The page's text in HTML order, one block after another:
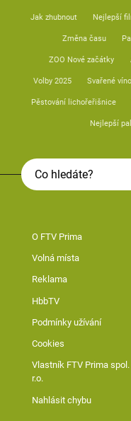
Jak zhubnout Nejlepší
Změna času
ZOO Nové začátky
Volby 2025 Svařené víno
Pěstování lichořeřišnice
Nejlepší
O FTV Prima
Volná místa
Reklama
HbbTV
Podmínky užívání
Cookies
Vlastník FTV Prima spol.
r.o.
Nahlásit chybu